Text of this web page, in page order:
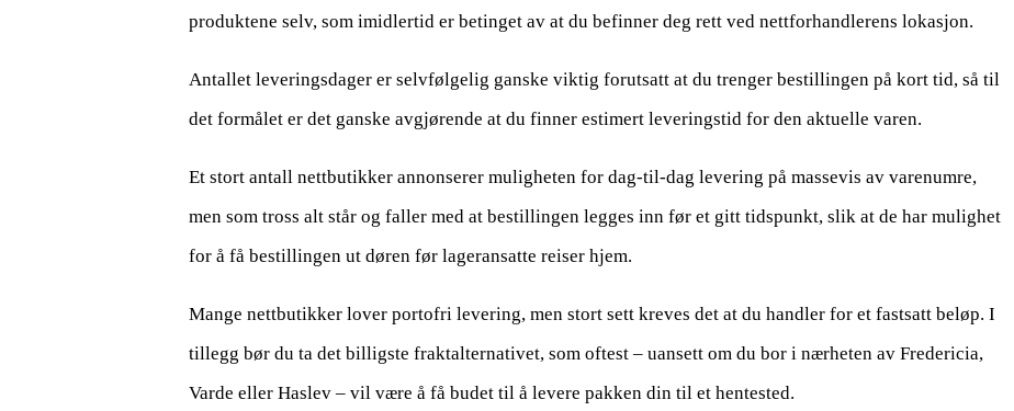
produktene selv, som imidlertid er betinget av at du befinner deg rett ved nettforhandlerens lokasjon.
Antallet leveringsdager er selvfølgelig ganske viktig forutsatt at du trenger bestillingen på kort tid, så til
det formålet er det ganske avgjørende at du finner estimert leveringstid for den aktuelle varen.
Et stort antall nettbutikker annonserer muligheten for dag-til-dag levering på massevis av varenumre,
men som tross alt står og faller med at bestillingen legges inn før et gitt tidspunkt, slik at de har mulighet
for å få bestillingen ut døren før lageransatte reiser hjem.
Mange nettbutikker lover portofri levering, men stort sett kreves det at du handler for et fastsatt beløp. I
tillegg bør du ta det billigste fraktalternativet, som oftest – uansett om du bor i nærheten av Fredericia,
Varde eller Haslev – vil være å få budet til å levere pakken din til et hentested.